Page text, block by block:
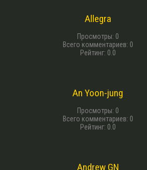
Allegra
Просмотры: 0
Всего комментариев: 0
Рейтинг: 0.0
An Yoon-jung
Просмотры: 0
Всего комментариев: 0
Рейтинг: 0.0
Andrew GN